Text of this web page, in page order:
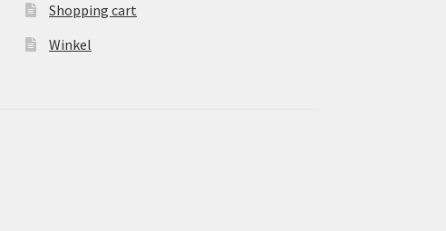
Shopping cart
Winkel